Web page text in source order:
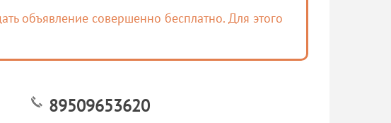
объявление совершенно бесплатно. Для этого
89509653620